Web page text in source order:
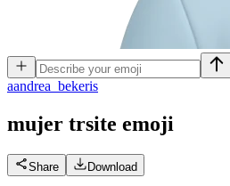
aandrea_bekeris
mujer trsite emoji
Share Download